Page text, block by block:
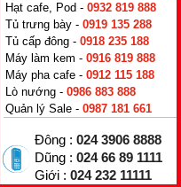
Hạt cafe, Pod - 0932 819 888
Tủ trưng bày - 0919 135 288
Tủ cấp đông - 0918 235 188
Máy làm kem - 0916 819 888
Máy pha cafe - 0912 115 188
Lò nướng - 0986 883 888
Quản lý Sale - 0987 181 661
Đông : 024 3906 8888
Dũng : 024 66 89 1111
Giới : 024 232 11111